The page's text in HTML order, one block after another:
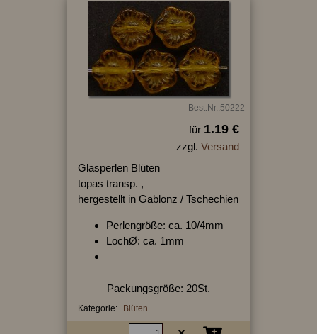
Best.Nr.:50222
für 1.19 €
zzgl. Versand
Glasperlen Blüten
topas transp. ,
hergestellt in Gablonz / Tschechien
Perlengröße: ca. 10/4mm
LochØ: ca. 1mm
Packungsgröße: 20St.
Kategorie: Blüten